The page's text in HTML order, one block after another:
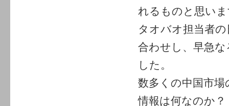
れるものと思い
タオバオ担当者
合わせし、早急
した。
数多くの中国市
情報は何なのか？